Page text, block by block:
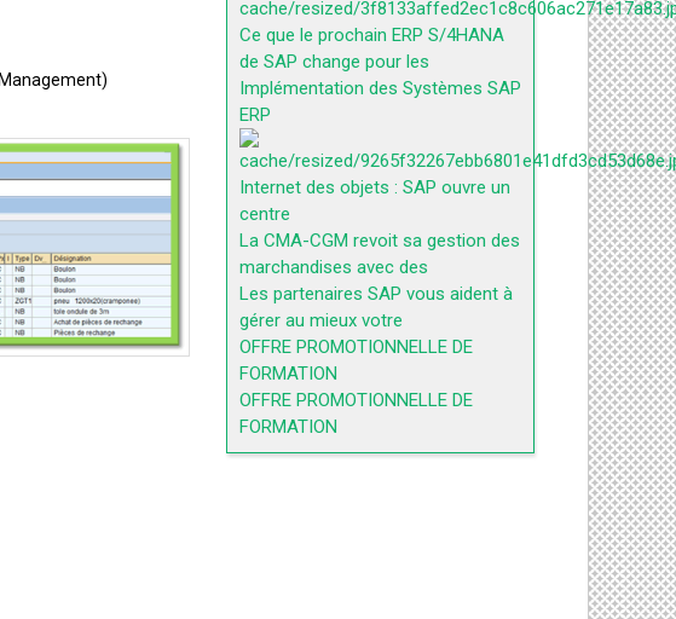
Ce que le prochain ERP S/4HANA
de SAP change pour les
Implémentation des Systèmes SAP
ERP
Internet des objets : SAP ouvre un
centre
La CMA-CGM revoit sa gestion des
marchandises avec des
Les partenaires SAP vous aident à
gérer au mieux votre
OFFRE PROMOTIONNELLE DE
FORMATION
OFFRE PROMOTIONNELLE DE
FORMATION